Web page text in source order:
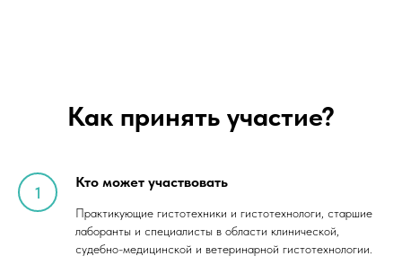
Как принять участие?
Кто может участвовать
Практикующие гистотехники и гистотехнологи, старшие
лаборанты и специалисты в области клинической,
судебно-медицинской и ветеринарной гистотехнологии.